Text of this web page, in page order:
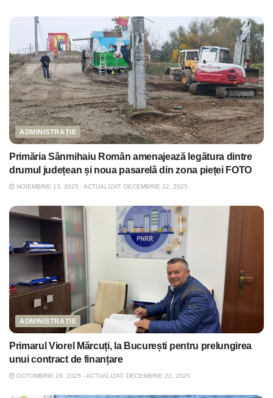
ADMINISTRAȚIE
Primăria Sânmihaiu Român amenajează legătura dintre
drumul județean și noua pasarelă din zona pieței FOTO
NOIEMBRIE 13, 2025 - ACTUALIZAT: DECEMBRIE 22, 2025
ADMINISTRAȚIE
Primarul Viorel Mărcuți, la București pentru prelungirea
unui contract de finanțare
OCTOMBRIE 29, 2025 - ACTUALIZAT: DECEMBRIE 22, 2025